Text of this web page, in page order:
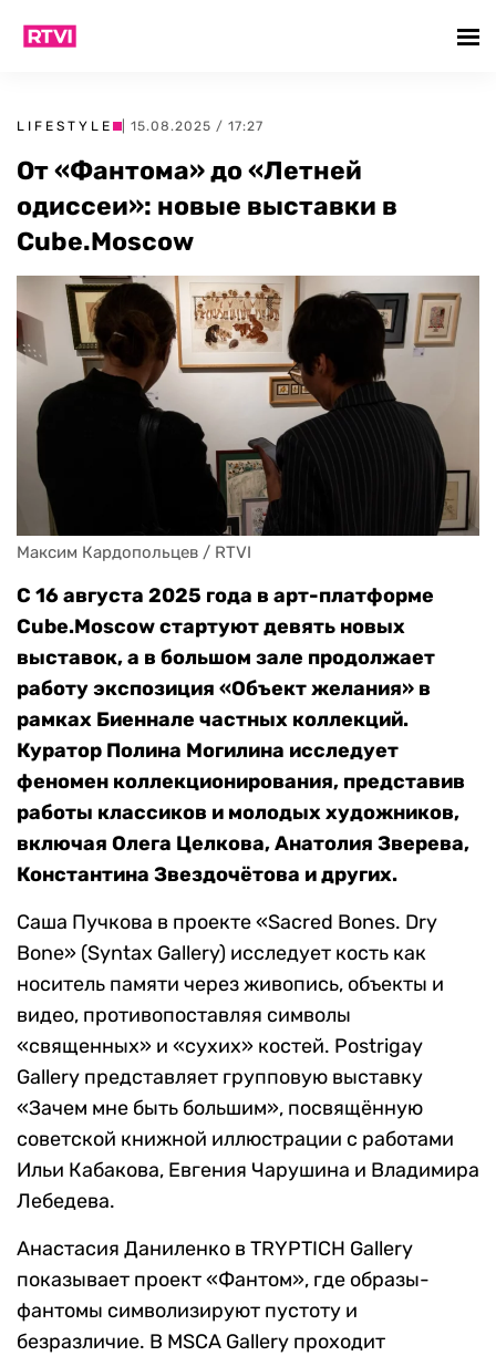
LIFESTYLE | 15.08.2025 / 17:27
От «Фантома» до «Летней
одиссеи»: новые выставки в
Cube.Moscow
Максим Кардопольцев / RTVI
С 16 августа 2025 года в арт-платформе
Cube.Moscow стартуют девять новых
выставок, а в большом зале продолжает
работу экспозиция «Объект желания» в
рамках Биеннале частных коллекций.
Куратор Полина Могилина исследует
феномен коллекционирования, представив
работы классиков и молодых художников,
включая Олега Целкова, Анатолия Зверева,
Константина Звездочётова и других.
Саша Пучкова в проекте «Sacred Bones. Dry
Bone» (Syntax Gallery) исследует кость как
носитель памяти через живопись, объекты и
видео, противопоставляя символы
«священных» и «сухих» костей. Postrigay
Gallery представляет групповую выставку
«Зачем мне быть большим», посвящённую
советской книжной иллюстрации с работами
Ильи Кабакова, Евгения Чарушина и Владимира
Лебедева.
Анастасия Даниленко в TRYPTICH Gallery
показывает проект «Фантом», где образы-
фантомы символизируют пустоту и
безразличие. В MSCA Gallery проходит